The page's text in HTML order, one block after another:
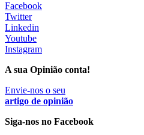
nutricionista no primeiro mês
7 Ago, 2026
apoio robótico em Portugal
7 Ago, 2026 |0 Comments
Facebook
Twitter
Linkedin
Youtube
Instagram
A sua Opinião conta!
Envie-nos o seu
artigo de opinião
Siga-nos no Facebook